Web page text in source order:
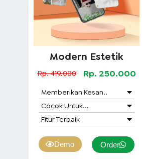
Modern Estetik
Rp. 419.000 Rp. 250.000
Memberikan Kesan..
Cocok Untuk...
Fitur Terbaik
Demo Order